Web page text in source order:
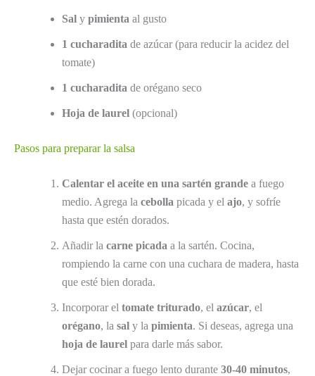
Sal y pimienta al gusto
1 cucharadita de azúcar (para reducir la acidez del
tomate)
1 cucharadita de orégano seco
Hoja de laurel (opcional)
Pasos para preparar la salsa
Calentar el aceite en una sartén grande a fuego
medio. Agrega la cebolla picada y el ajo, y sofríe
hasta que estén dorados.
Añadir la carne picada a la sartén. Cocina,
rompiendo la carne con una cuchara de madera, hasta
que esté bien dorada.
Incorporar el tomate triturado, el azúcar, el
orégano, la sal y la pimienta. Si deseas, agrega una
hoja de laurel para darle más sabor.
Dejar cocinar a fuego lento durante 30-40 minutos,